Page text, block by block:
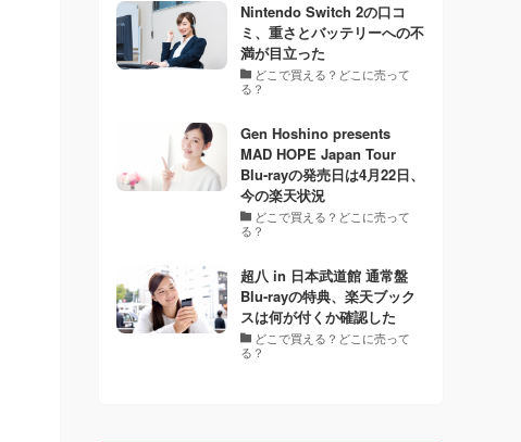
Nintendo Switch 2の口コ
ミ、重さとバッテリーへの不
満が目立った
どこで買える？どこに売って
る？
Gen Hoshino presents
MAD HOPE Japan Tour
Blu-rayの発売日は4月22日、
今の楽天状況
どこで買える？どこに売って
る？
超八 in 日本武道館 通常盤
Blu-rayの特典、楽天ブック
スは何が付くか確認した
どこで買える？どこに売って
る？